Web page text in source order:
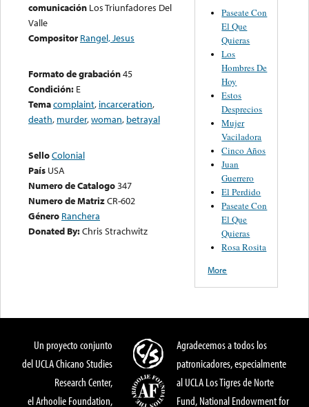
comunicación Los Triunfadores Del
Valle
Compositor Rangel, Jesus
Formato de grabación45
Condición: E
Temacomplaint, incarceration,
death, murder,woman, betrayal
SelloColonial
País USA
Numero de Catalogo347
Numero de MatrizCR-602
Género Ranchera
Donated By:Chris Strachwitz
Paseate Con
El Que
Quieras
Los
Hombres De
Hoy
Estos
Desprecios
Mujer
Vaciladora
Cinco Años
Juan
Guerrero
El Perdido
Paseate Con
El Que
Quieras
Rosa Rosita
More
Un proyecto conjunto
del UCLA Chicano Studies
Research Center,
el Arhoolie Foundation,
Agradecemos a todos los
patronicadores, especialmente
al UCLA Los Tigres de Norte
Fund, National Endowment for